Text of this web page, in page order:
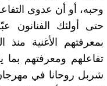
وحبه، أو أن عدوى
حتى أولئك الفنانون
بمعرفتهم الأغنية
تفاعلهم ومعرفتهم بما